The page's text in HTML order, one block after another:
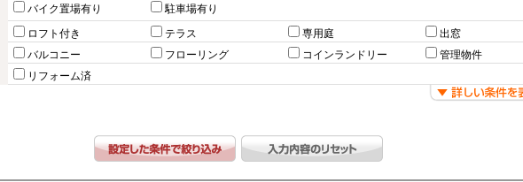
バイク置場有り 駐車場有り
ロフト付き テラス 専用庭
出窓
バルコニー
フローリング コインランドリー
管理物件
リフォーム済